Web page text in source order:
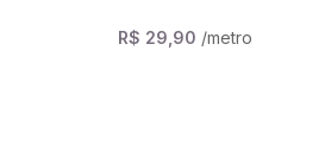
R$ 29,90 /metro